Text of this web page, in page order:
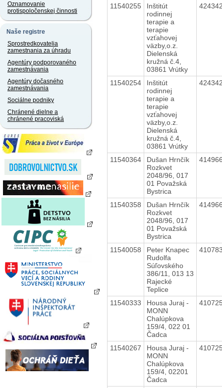
Oznamovanie
protispoločenskej činnosti
Naše registre
Sprostredkovatelia
zamestnania za úhradu
Agentúry podporovaného
zamestnávania
Agentúry dočasného
zamestnávania
Sociálne podniky
Chránené dielne a
chránené pracoviská
11540255
Inštitút
rodinnej
terapie a
terapie
vzťahovej
väzby,o.z.
Dielenská
kružná č.4,
03861 Vrútky
11540254
Inštitút
rodinnej
terapie a
terapie
vzťahovej
väzby,o.z.
Dielenská
kružná č.4,
03861 Vrútky
11540364
Dušan Hrnčík
Rozkvet
2048/96, 017
01 Považská
Bystrica
11540358
Dušan Hrnčík
Rozkvet
2048/96, 017
01 Považská
Bystrica
11540058
Peter Knapec
Rudolfa
Súľovského
386/11, 013 13
Rajecké
Teplice
11540333
Housa Juraj -
MONN
Chalúpkova
159/4, 022 01
Čadca
11540267
Housa Juraj -
MONN
Chalúpkova
159/4, 02201
Čadca